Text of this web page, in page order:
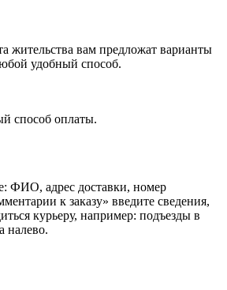
жительства вам предложат варианты
удобный способ.
способ оплаты.
ФИО, адрес доставки, номер
к заказу» введите сведения,
курьеру, например: подъезды в
налево.